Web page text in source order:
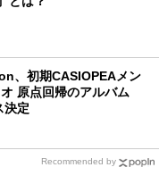
、初期CASIOPEAメン
原点回帰のアルバム
決定
Recommended by